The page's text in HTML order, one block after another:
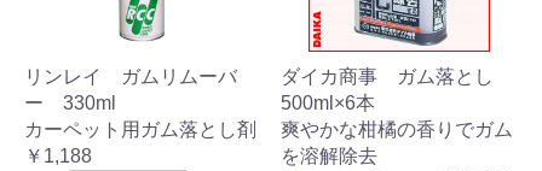
リンレイ ガムリムーバ
ー 330ml
カーペット用ガム落とし剤
￥1,188
ダイカ商事 ガム落とし
500ml×6本
爽やかな柑橘の香りでガム
を溶解除去